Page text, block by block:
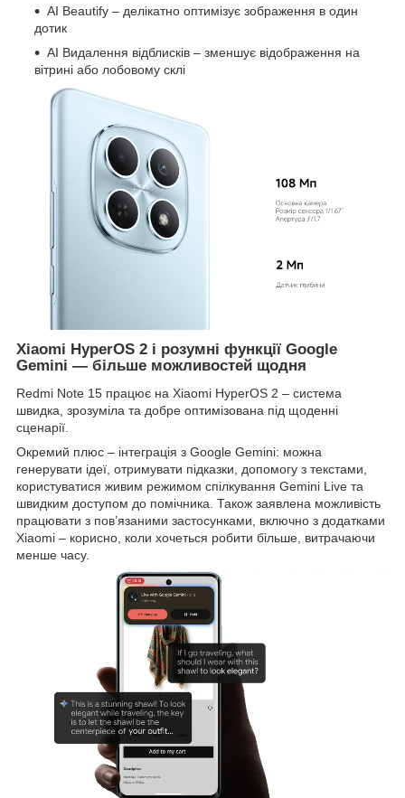
AI Beautify – делікатно оптимізує зображення в один
дотик
AI Видалення відблисків – зменшує відображення на
вітрині або лобовому склі
Xiaomi HyperOS 2 і розумні функції Google
Gemini — більше можливостей щодня
Redmi Note 15 працює на Xiaomi HyperOS 2 – система
швидка, зрозуміла та добре оптимізована під щоденні
сценарії.
Окремий плюс – інтеграція з Google Gemini: можна
генерувати ідеї, отримувати підказки, допомогу з текстами,
користуватися живим режимом спілкування Gemini Live та
швидким доступом до помічника. Також заявлена можливість
працювати з пов’язаними застосунками, включно з додатками
Xiaomi – корисно, коли хочеться робити більше, витрачаючи
менше часу.